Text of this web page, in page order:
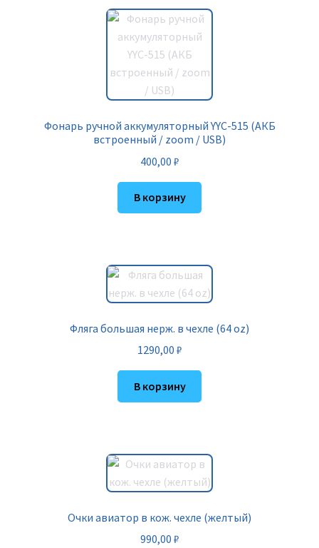
Фонарь ручной аккумуляторный YYC-515 (АКБ
встроенный / zoom / USB)
400,00 ₽
В корзину
Фляга большая нерж. в чехле (64 oz)
1290,00 ₽
В корзину
Очки авиатор в кож. чехле (желтый)
990,00 ₽